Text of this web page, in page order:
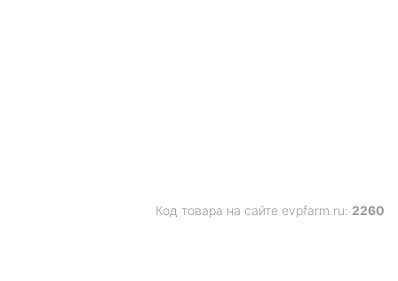
Код товара на сайте evpfarm.ru: 2260